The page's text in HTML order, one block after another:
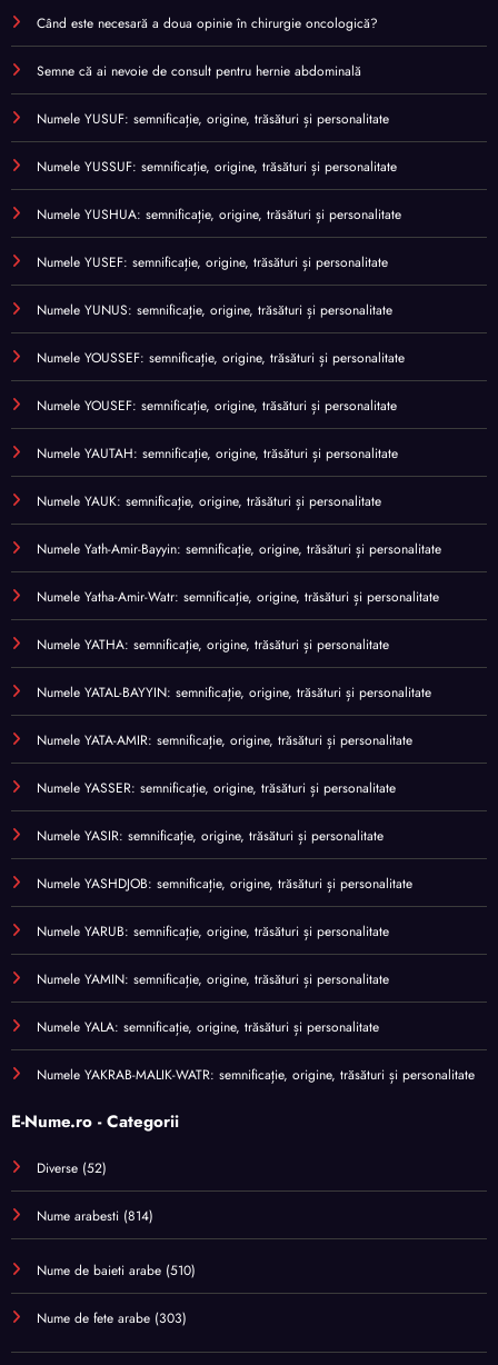
Când este necesară a doua opinie în chirurgie oncologică?
Semne că ai nevoie de consult pentru hernie abdominală
Numele YUSUF: semnificație, origine, trăsături și personalitate
Numele YUSSUF: semnificație, origine, trăsături și personalitate
Numele YUSHUA: semnificație, origine, trăsături și personalitate
Numele YUSEF: semnificație, origine, trăsături și personalitate
Numele YUNUS: semnificație, origine, trăsături și personalitate
Numele YOUSSEF: semnificație, origine, trăsături și personalitate
Numele YOUSEF: semnificație, origine, trăsături și personalitate
Numele YAUTAH: semnificație, origine, trăsături și personalitate
Numele YAUK: semnificație, origine, trăsături și personalitate
Numele Yath-Amir-Bayyin: semnificație, origine, trăsături și personalitate
Numele Yatha-Amir-Watr: semnificație, origine, trăsături și personalitate
Numele YATHA: semnificație, origine, trăsături și personalitate
Numele YATAL-BAYYIN: semnificație, origine, trăsături și personalitate
Numele YATA-AMIR: semnificație, origine, trăsături și personalitate
Numele YASSER: semnificație, origine, trăsături și personalitate
Numele YASIR: semnificație, origine, trăsături și personalitate
Numele YASHDJOB: semnificație, origine, trăsături și personalitate
Numele YARUB: semnificație, origine, trăsături și personalitate
Numele YAMIN: semnificație, origine, trăsături și personalitate
Numele YALA: semnificație, origine, trăsături și personalitate
Numele YAKRAB-MALIK-WATR: semnificație, origine, trăsături și personalitate
E-Nume.ro - Categorii
Diverse (52)
Nume arabesti (814)
Nume de baieti arabe (510)
Nume de fete arabe (303)